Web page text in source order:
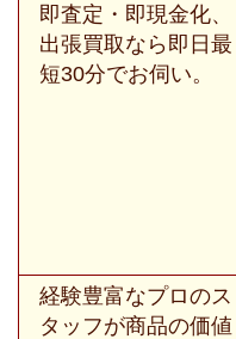
即査定・即現金化、
出張買取なら即日最
短30分でお伺い。
経験豊富なプロのス
タッフが商品の価値